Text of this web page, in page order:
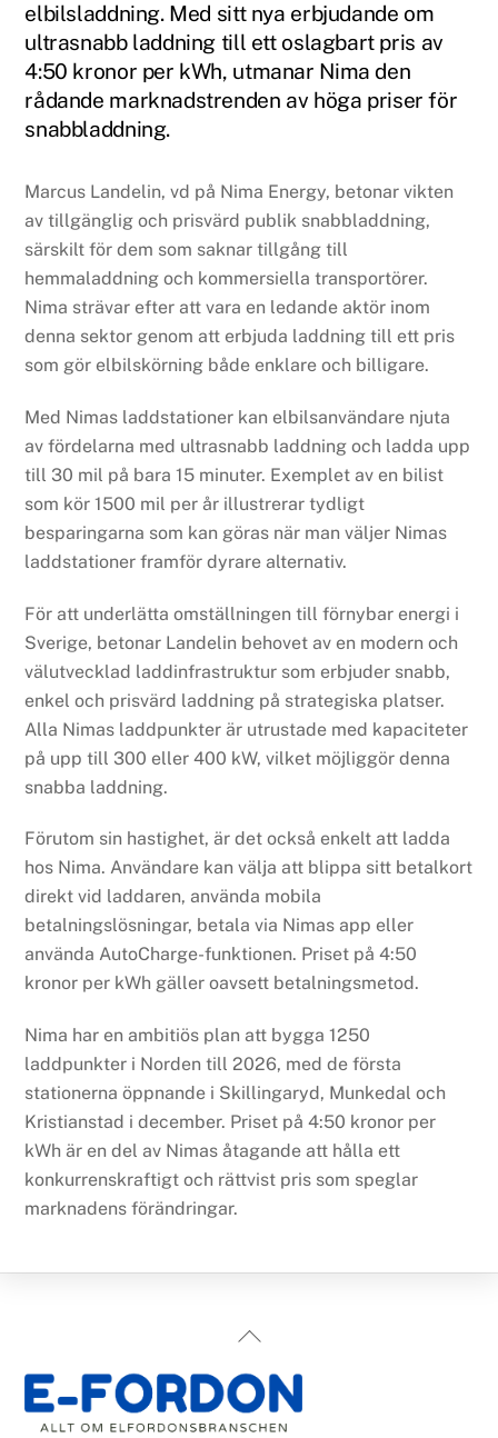
elbilsladdning. Med sitt nya erbjudande om
ultrasnabb laddning till ett oslagbart pris av
4:50 kronor per kWh, utmanar Nima den
rådande marknadstrenden av höga priser för
snabbladdning.
Marcus Landelin, vd på Nima Energy, betonar vikten
av tillgänglig och prisvärd publik snabbladdning,
särskilt för dem som saknar tillgång till
hemmaladdning och kommersiella transportörer.
Nima strävar efter att vara en ledande aktör inom
denna sektor genom att erbjuda laddning till ett pris
som gör elbilskörning både enklare och billigare.
Med Nimas laddstationer kan elbilsanvändare njuta
av fördelarna med ultrasnabb laddning och ladda upp
till 30 mil på bara 15 minuter. Exemplet av en bilist
som kör 1500 mil per år illustrerar tydligt
besparingarna som kan göras när man väljer Nimas
laddstationer framför dyrare alternativ.
För att underlätta omställningen till förnybar energi i
Sverige, betonar Landelin behovet av en modern och
välutvecklad laddinfrastruktur som erbjuder snabb,
enkel och prisvärd laddning på strategiska platser.
Alla Nimas laddpunkter är utrustade med kapaciteter
på upp till 300 eller 400 kW, vilket möjliggör denna
snabba laddning.
Förutom sin hastighet, är det också enkelt att ladda
hos Nima. Användare kan välja att blippa sitt betalkort
direkt vid laddaren, använda mobila
betalningslösningar, betala via Nimas app eller
använda AutoCharge-funktionen. Priset på 4:50
kronor per kWh gäller oavsett betalningsmetod.
Nima har en ambitiös plan att bygga 1250
laddpunkter i Norden till 2026, med de första
stationerna öppnande i Skillingaryd, Munkedal och
Kristianstad i december. Priset på 4:50 kronor per
kWh är en del av Nimas åtagande att hålla ett
konkurrenskraftigt och rättvist pris som speglar
marknadens förändringar.
Back
Top